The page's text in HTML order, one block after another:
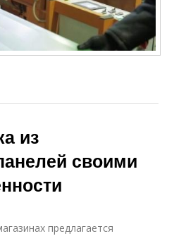
из
своими
предлагается